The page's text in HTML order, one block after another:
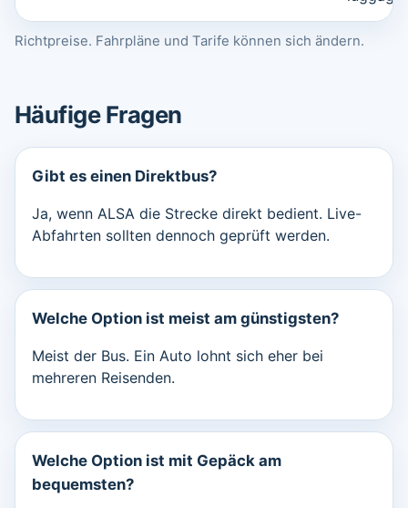
Richtpreise. Fahrpläne und Tarife können sich ändern.
Häufige Fragen
Gibt es einen Direktbus?
Ja, wenn ALSA die Strecke direkt bedient. Live-
Abfahrten sollten dennoch geprüft werden.
Welche Option ist meist am günstigsten?
Meist der Bus. Ein Auto lohnt sich eher bei
mehreren Reisenden.
Welche Option ist mit Gepäck am
bequemsten?